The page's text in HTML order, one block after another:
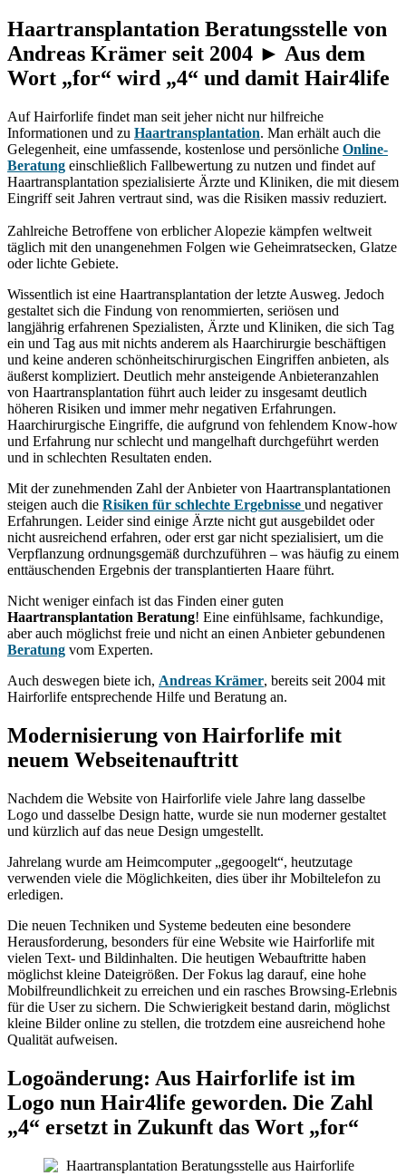
Haartransplantation Beratungsstelle von
Andreas Krämer seit 2004 ► Aus dem
Wort „for“ wird „4“ und damit Hair4life
Auf Hairforlife findet man seit jeher nicht nur hilfreiche
Informationen und zu Haartransplantation. Man erhält auch die
Gelegenheit, eine umfassende, kostenlose und persönliche Online-
Beratung einschließlich Fallbewertung zu nutzen und findet auf
Haartransplantation spezialisierte Ärzte und Kliniken, die mit diesem
Eingriff seit Jahren vertraut sind, was die Risiken massiv reduziert.
Zahlreiche Betroffene von erblicher Alopezie kämpfen weltweit
täglich mit den unangenehmen Folgen wie Geheimratsecken, Glatze
oder lichte Gebiete.
Wissentlich ist eine Haartransplantation der letzte Ausweg. Jedoch
gestaltet sich die Findung von renommierten, seriösen und
langjährig erfahrenen Spezialisten, Ärzte und Kliniken, die sich Tag
ein und Tag aus mit nichts anderem als Haarchirurgie beschäftigen
und keine anderen schönheitschirurgischen Eingriffen anbieten, als
äußerst kompliziert. Deutlich mehr ansteigende Anbieteranzahlen
von Haartransplantation führt auch leider zu insgesamt deutlich
höheren Risiken und immer mehr negativen Erfahrungen.
Haarchirurgische Eingriffe, die aufgrund von fehlendem Know-how
und Erfahrung nur schlecht und mangelhaft durchgeführt werden
und in schlechten Resultaten enden.
Mit der zunehmenden Zahl der Anbieter von Haartransplantationen
steigen auch die Risiken für schlechte Ergebnisse und negativer
Erfahrungen. Leider sind einige Ärzte nicht gut ausgebildet oder
nicht ausreichend erfahren, oder erst gar nicht spezialisiert, um die
Verpflanzung ordnungsgemäß durchzuführen – was häufig zu einem
enttäuschenden Ergebnis der transplantierten Haare führt.
Nicht weniger einfach ist das Finden einer guten
Haartransplantation Beratung! Eine einfühlsame, fachkundige,
aber auch möglichst freie und nicht an einen Anbieter gebundenen
Beratung vom Experten.
Auch deswegen biete ich, Andreas Krämer, bereits seit 2004 mit
Hairforlife entsprechende Hilfe und Beratung an.
Modernisierung von Hairforlife mit
neuem Webseitenauftritt
Nachdem die Website von Hairforlife viele Jahre lang dasselbe
Logo und dasselbe Design hatte, wurde sie nun moderner gestaltet
und kürzlich auf das neue Design umgestellt.
Jahrelang wurde am Heimcomputer „gegoogelt“, heutzutage
verwenden viele die Möglichkeiten, dies über ihr Mobiltelefon zu
erledigen.
Die neuen Techniken und Systeme bedeuten eine besondere
Herausforderung, besonders für eine Website wie Hairforlife mit
vielen Text- und Bildinhalten. Die heutigen Webauftritte haben
möglichst kleine Dateigrößen. Der Fokus lag darauf, eine hohe
Mobilfreundlichkeit zu erreichen und ein rasches Browsing-Erlebnis
für die User zu sichern. Die Schwierigkeit bestand darin, möglichst
kleine Bilder online zu stellen, die trotzdem eine ausreichend hohe
Qualität aufweisen.
Logoänderung: Aus Hairforlife ist im
Logo nun Hair4life geworden. Die Zahl
„4“ ersetzt in Zukunft das Wort „for“